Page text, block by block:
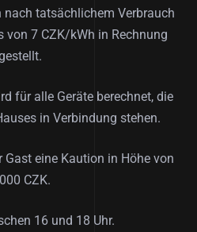
nach tatsächlichem Verbrauch
von 7 CZK/kWh in Rechnung
für alle Geräte berechnet, die
in Verbindung stehen.
eine Kaution in Höhe von
CZK.
16 und 18 Uhr.